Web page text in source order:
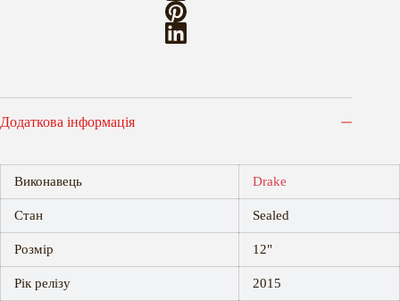
Додаткова інформація
Виконавець Drake
Стан Sealed
Розмір 12"
Рік релізу 2015